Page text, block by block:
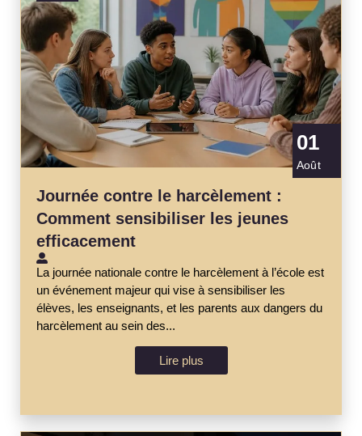
01
Août
Journée contre le harcèlement :
Comment sensibiliser les jeunes
efficacement
La journée nationale contre le harcèlement à l’école est
un événement majeur qui vise à sensibiliser les
élèves, les enseignants, et les parents aux dangers du
harcèlement au sein des...
Lire plus